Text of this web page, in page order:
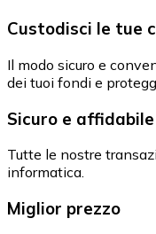
Custodisci le tue
Il modo sicuro e
dei tuoi fondi e
Sicuro e affidabile
Tutte le nostre
informatica.
Miglior prezzo